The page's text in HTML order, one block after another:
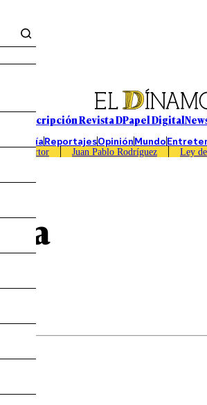
Suscripción Revista DPapel Digital
EconomíaReportajesOpiniónMundo
Caso Sartor Juan Pablo Rodríguez Ley